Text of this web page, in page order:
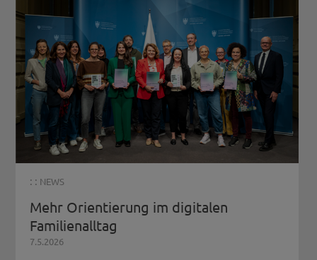
: : NEWS
Mehr Orientierung im digitalen
Familienalltag
7.5.2026